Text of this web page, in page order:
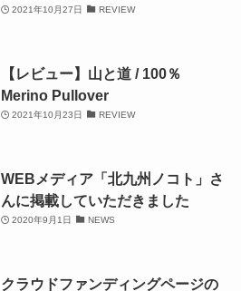
2021年10月27日 REVIEW
【レビュー】山と道 / 100％
Merino Pullover
2021年10月23日 REVIEW
WEBメディア「北九州ノコト」さ
んに掲載していただきました
2020年9月1日 NEWS
クラウドファンディングページの